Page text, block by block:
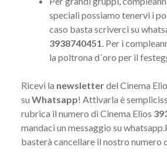
speciali possiamo tenervi i
caso basta scriverci su
3938740451. Per i
la poltrona d´oro per il
Ricevi la newsletterdel Cinema
su Whatsapp! Attivarla è
rubrica il numero di Cinema Elios
mandaci un messaggio su
basterà cancellare il nostro numero